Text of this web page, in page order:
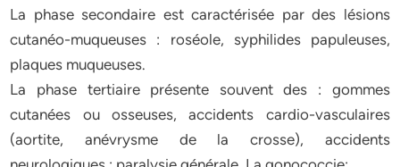
La phase secondaire est caractérisée par des lésions
cutanéo-muqueuses : roséole, syphilides papuleuses,
plaques muqueuses.
La phase tertiaire présente souvent des : gommes
cutanées ou osseuses, accidents cardio-vasculaires
(aortite, anévrysme de la crosse), accidents